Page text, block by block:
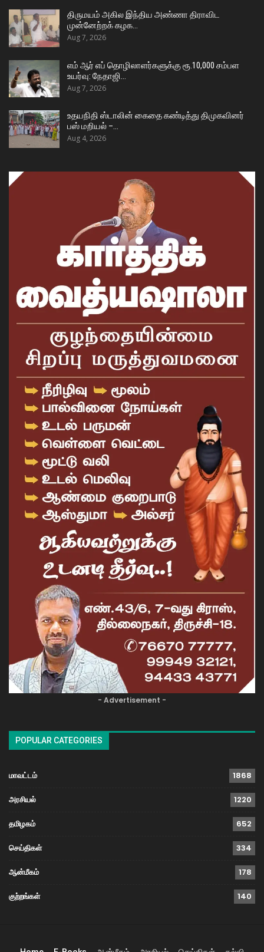
திருமயம் அகில இந்திய அண்ணா திராவிட
முன்னேற்றக் கழக…
Aug 7, 2026
எம் ஆர் எப் தொழிலாளர்களுக்கு ரூ.10,000 சம்பள
உயர்வு: நேதாஜி…
Aug 7, 2026
உதயநிதி ஸ்டாலின் கைதை கண்டித்து திமுகவினர்
பஸ் மறியல் –…
Aug 4, 2026
- Advertisement -
POPULAR CATEGORIES
மாவட்டம் 1868
அரசியல் 1220
தமிழகம் 652
செய்திகள் 334
ஆன்மீகம் 178
குற்றங்கள் 140